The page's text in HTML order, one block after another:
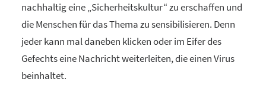
nachhaltig eine „Sicherheitskultur“ zu erschaffen und
die Menschen für das Thema zu sensibilisieren. Denn
jeder kann mal daneben klicken oder im Eifer des
Gefechts eine Nachricht weiterleiten, die einen Virus
beinhaltet.